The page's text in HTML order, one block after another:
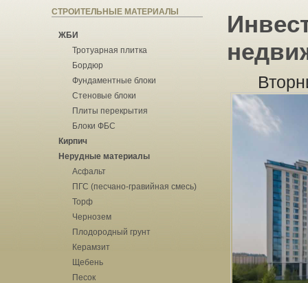
СТРОИТЕЛЬНЫЕ МАТЕРИАЛЫ
ЖБИ
Тротуарная плитка
Бордюр
Фундаментные блоки
Стеновые блоки
Плиты перекрытия
Блоки ФБС
Кирпич
Нерудные материалы
Асфальт
ПГС (песчано-гравийная смесь)
Торф
Чернозем
Плодородный грунт
Керамзит
Щебень
Песок